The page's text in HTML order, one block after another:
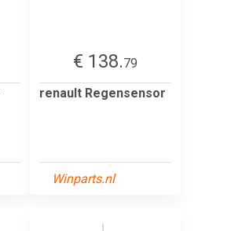
€ 138.79
renault Regensensor
Winparts.nl